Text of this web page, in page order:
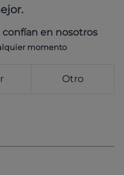
confían en nosotros
momento
Otro